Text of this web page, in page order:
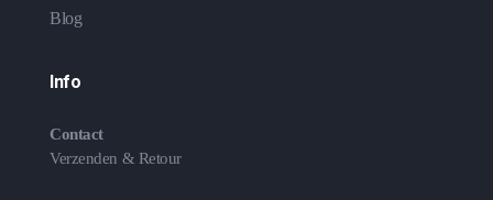
Blog
Info
Contact
Verzenden & Retour